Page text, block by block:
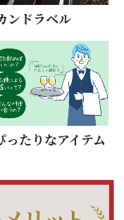
ンドラベル
ったりなアイテム